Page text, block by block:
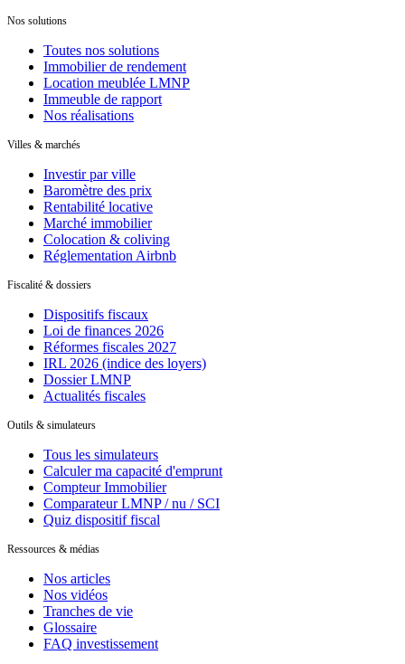
Nos solutions
Toutes nos solutions
Immobilier de rendement
Location meublée LMNP
Immeuble de rapport
Nos réalisations
Villes & marchés
Investir par ville
Baromètre des prix
Rentabilité locative
Marché immobilier
Colocation & coliving
Réglementation Airbnb
Fiscalité & dossiers
Dispositifs fiscaux
Loi de finances 2026
Réformes fiscales 2027
IRL 2026 (indice des loyers)
Dossier LMNP
Actualités fiscales
Outils & simulateurs
Tous les simulateurs
Calculer ma capacité d'emprunt
Compteur Immobilier
Comparateur LMNP / nu / SCI
Quiz dispositif fiscal
Ressources & médias
Nos articles
Nos vidéos
Tranches de vie
Glossaire
FAQ investissement